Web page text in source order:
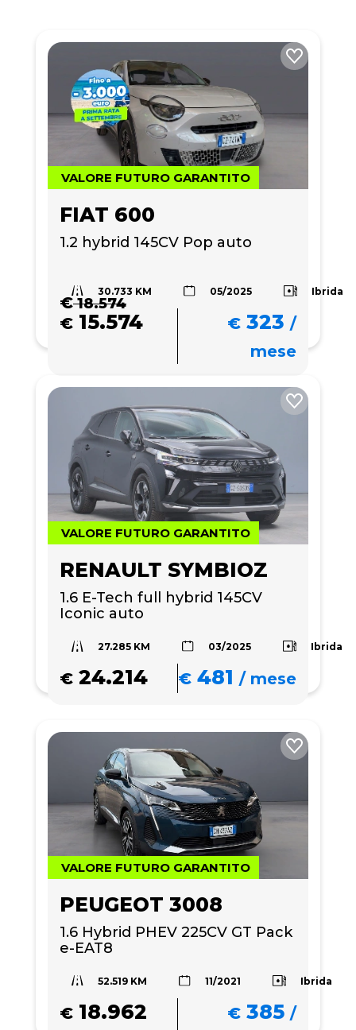
VALORE FUTURO GARANTITO
FIAT 600
1.2 hybrid 145CV Pop auto
30.733 KM 05/2025 Ibrida
€18.574
€ 15.574 € 323 /
mese
VALORE FUTURO GARANTITO
RENAULT SYMBIOZ
1.6 E-Tech full hybrid 145CV
Iconic auto
27.285 KM 03/2025 Ibrida
€ 24.214 € 481 /mese
VALORE FUTURO GARANTITO
PEUGEOT 3008
1.6 Hybrid PHEV 225CV GT Pack
e-EAT8
52.519 KM 11/2021 Ibrida
€ 18.962 € 385 /